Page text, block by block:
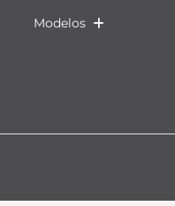
Modelos